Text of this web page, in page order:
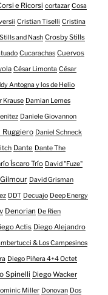
e Ricorsi cortazar Cosa
Cristian Tiselli Cristina
and Nash Crosby Stills
Cucarachas Cuervos
César Limonta César
Antogna y los de Helio
Krause Damian Lemes
Daniele Giovannon
Ruggiero Daniel Schneck
Dante Dante The
Íscaro Trío David "Fuze"
David Grisman
DDT Decuajo Deep Energy
Denorian De Rien
Actis Diego Alejandro
& Los Campesinos
Diego Piñera 4+4 Octet
Spinelli Diego Wacker
Miller Donovan Dos